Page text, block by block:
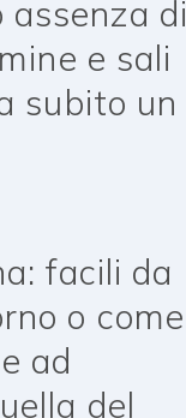
di
e sali
subito un
facili da
o come
ad
del